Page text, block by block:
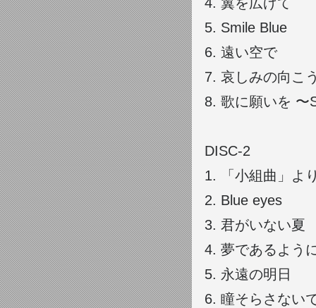
5. Smile Blue
6. 遠い空で
7. 哀しみの向こ
8. 歌に願いを 〜
DISC-2
1.
「小組曲」
2. Blue eyes
3. 君がいない夏
4. 夢であるよう
5. 永遠の明日
6. 瞳そらさない